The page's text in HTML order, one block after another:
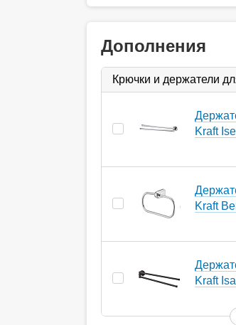
Дополнения
Крючки и держатели
Kraft
Kraft
Kraft